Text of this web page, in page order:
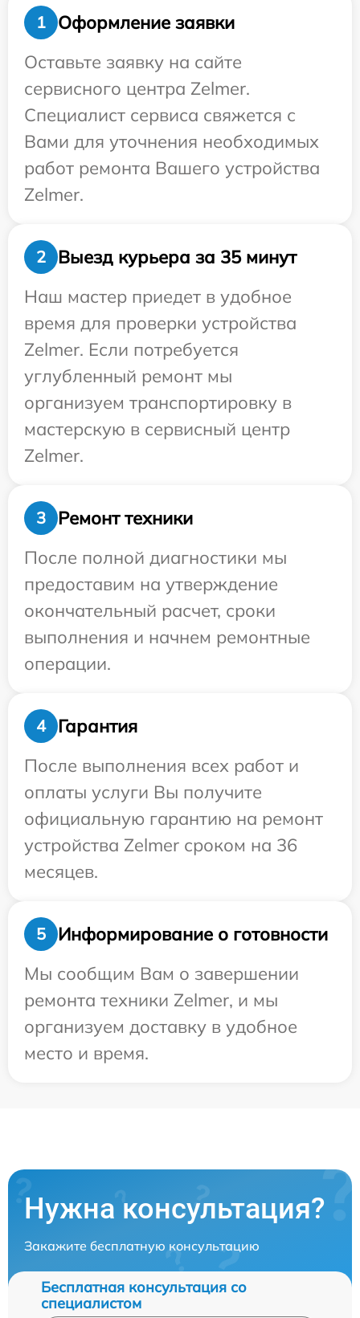
1
Оформление заявки
Оставьте заявку на сайте
сервисного центра Zelmer.
Специалист сервиса свяжется с
Вами для уточнения необходимых
работ ремонта Вашего устройства
Zelmer.
2
Выезд курьера за 35 минут
Наш мастер приедет в удобное
время для проверки устройства
Zelmer. Если потребуется
углубленный ремонт мы
организуем транспортировку в
мастерскую в сервисный центр
Zelmer.
3
Ремонт техники
После полной диагностики мы
предоставим на утверждение
окончательный расчет, сроки
выполнения и начнем ремонтные
операции.
4
Гарантия
После выполнения всех работ и
оплаты услуги Вы получите
официальную гарантию на ремонт
устройства Zelmer сроком на 36
месяцев.
5
Информирование о готовности
Мы сообщим Вам о завершении
ремонта техники Zelmer, и мы
организуем доставку в удобное
место и время.
Нужна консультация?
Закажите бесплатную консультацию
Бесплатная консультация со
специалистом